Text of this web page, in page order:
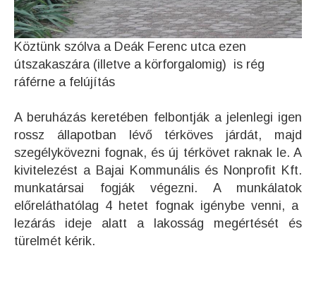
Köztünk szólva a Deák Ferenc utca ezen
útszakaszára (illetve a körforgalomig) is rég
ráférne a felújítás
A beruházás keretében felbontják a jelenlegi igen
rossz állapotban lévő térköves járdát, majd
szegélykövezni fognak, és új térkövet raknak le. A
kivitelezést a Bajai Kommunális és Nonprofit Kft.
munkatársai fogják végezni. A munkálatok
előreláthatólag 4 hetet fognak igénybe venni, a
lezárás ideje alatt a lakosság megértését és
türelmét kérik.